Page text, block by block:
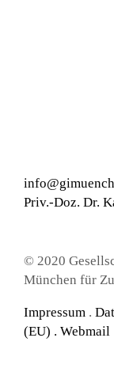
Priv.-Doz. Dr.
© 2020
München für
Impressum .
(EU) . Webmail